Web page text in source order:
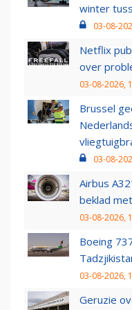
winter
03-08-
Netflix
over
03-08-2026,
Brussel
03-08-
Airbus
beklad
03-08-2026,
Boeing
03-08-2026,
Geruzie